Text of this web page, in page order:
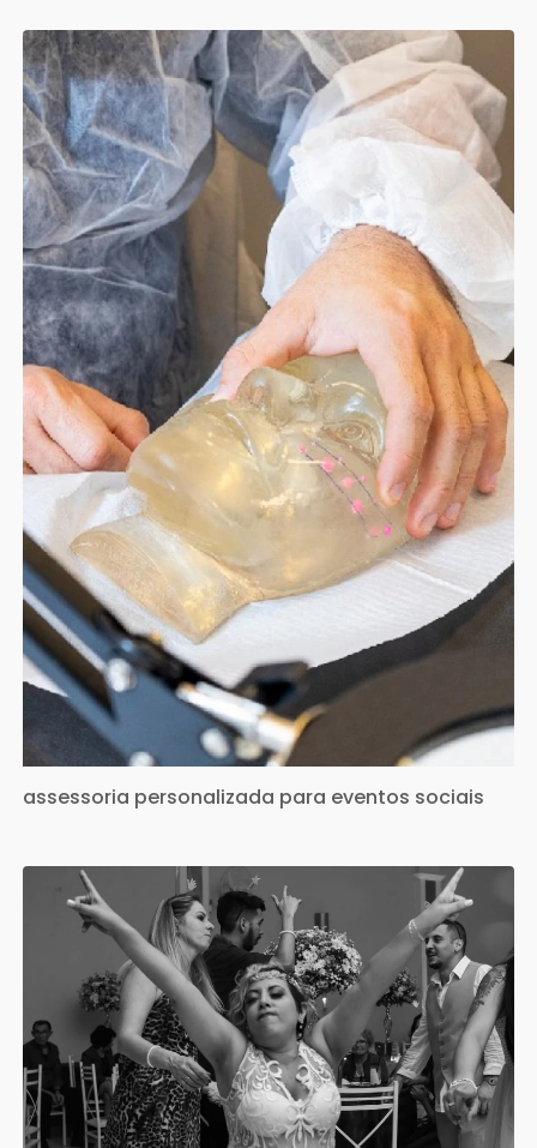
assessoria personalizada para eventos sociais